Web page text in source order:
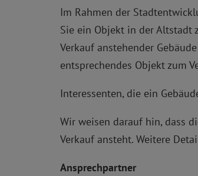
Im Rahmen der
Sie ein Objekt in der Altstadt
Verkauf anstehender
entsprechendes Objekt zum
Interessenten, die ein
Wir weisen darauf hin, dass
Verkauf ansteht. Weitere
Ansprechpartner